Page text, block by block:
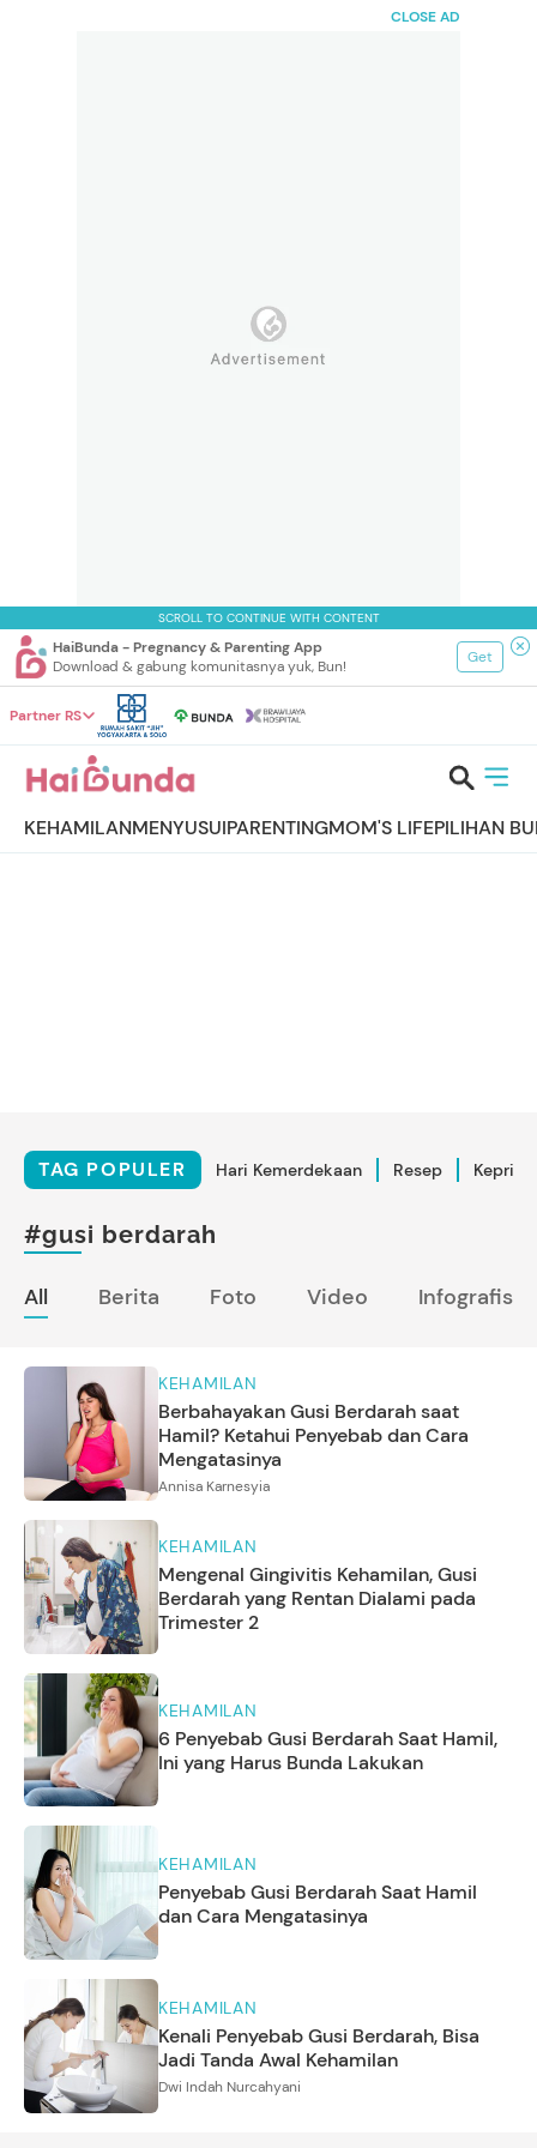
CLOSE AD
SCROLL TO CONTINUE WITH CONTENT
HaiBunda - Pregnancy & Parenting App
Download & gabung komunitasnya yuk, Bun!
Get
Partner RS
KEHAMILANMENYUSUIPARENTINGMOM'S LIFEPILIHAN
TAG POPULER Hari Kemerdekaan Resep
#gusi berdarah
All Berita Foto Video Infografis
KEHAMILAN
Berbahayakan Gusi Berdarah saat
Hamil? Ketahui Penyebab dan Cara
Mengatasinya
Annisa Karnesyia
KEHAMILAN
Mengenal Gingivitis Kehamilan, Gusi
Berdarah yang Rentan Dialami pada
Trimester 2
KEHAMILAN
6 Penyebab Gusi Berdarah Saat Hamil,
Ini yang Harus Bunda Lakukan
KEHAMILAN
Penyebab Gusi Berdarah Saat Hamil
dan Cara Mengatasinya
KEHAMILAN
Kenali Penyebab Gusi Berdarah, Bisa
Jadi Tanda Awal Kehamilan
Dwi Indah Nurcahyani